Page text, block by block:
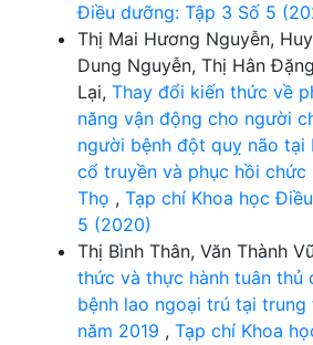
Điều dưỡng: Tập 3 Số 5
Thị Mai Hương Nguyễn,
Dung Nguyễn, Thị Hân
Lại, Thay đổi kiến thức về
năng vận động cho người
người bệnh đột quỵ não tại
cổ truyền và phục hồi chức
Thọ , Tạp chí Khoa học
5 (2020)
Thị Bình Thân, Văn Thành
thức và thực hành tuân thủ
bệnh lao ngoại trú tại
năm 2019 , Tạp chí Khoa